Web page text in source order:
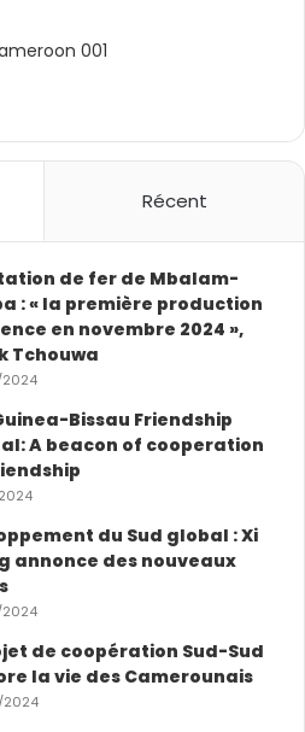
001
Récent
de fer de Mbalam-
: « la première production
en novembre 2024 »,
Tchouwa
Bissau Friendship
A beacon of cooperation
du Sud global : Xi
annonce des nouveaux
de coopération Sud-Sud
la vie des Camerounais